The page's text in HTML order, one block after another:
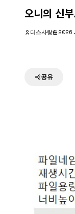
오니의 신
디스사랑
공유